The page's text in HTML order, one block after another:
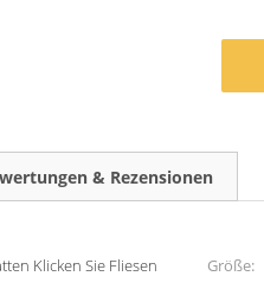
& Rezensionen
Klicken Sie Fliesen
Größe: